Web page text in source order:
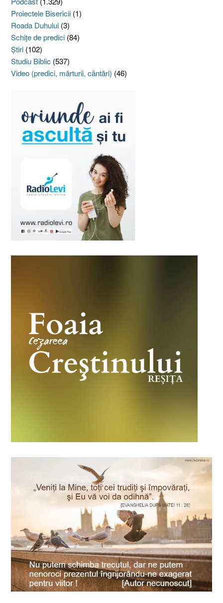
Proiectele Bisericii (1)
Roada Duhului (3)
Schiţe de predici (84)
Ştiri (102)
Studiu Biblic (537)
Video (predici, mărturii, cântări) (46)